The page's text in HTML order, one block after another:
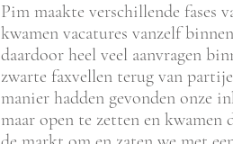
Pim maakte verschillende fases
kwamen vacatures vanzelf
daardoor heel veel aanvragen
zwarte faxvellen terug van
manier hadden gevonden onze
maar open te zetten en kwamen